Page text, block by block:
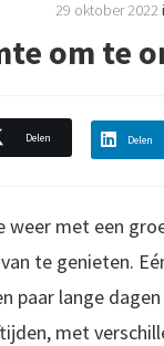
29 oktober 2022
om te
Delen Delen
weer met een
te genieten.
paar lange
met